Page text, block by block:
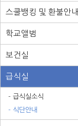
스쿨뱅킹 및 환불안내
학교앨범
보건실
급식실
- 급식실소식
- 식단안내